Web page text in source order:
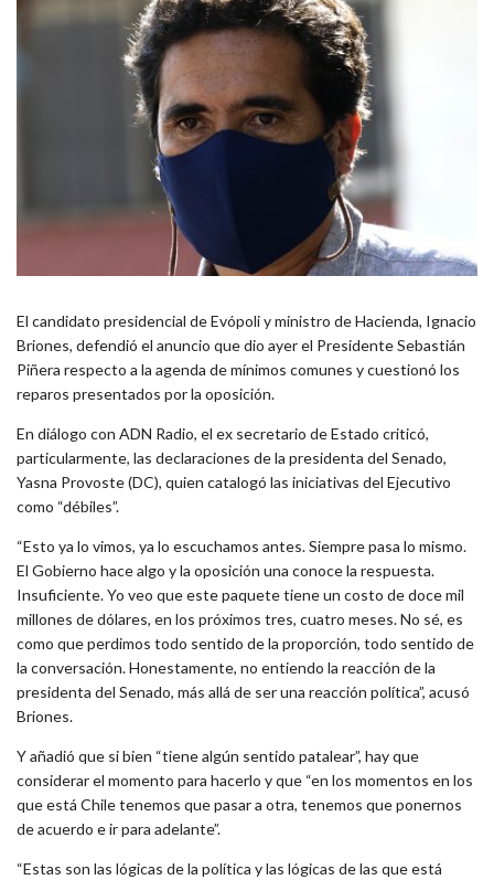
El candidato presidencial de Evópoli y ministro de Hacienda, Ignacio
Briones, defendió el anuncio que dio ayer el Presidente Sebastián
Piñera respecto a la agenda de mínimos comunes y cuestionó los
reparos presentados por la oposición.
En diálogo con ADN Radio, el ex secretario de Estado criticó,
particularmente, las declaraciones de la presidenta del Senado,
Yasna Provoste (DC), quien catalogó las iniciativas del Ejecutivo
como “débiles”.
“Esto ya lo vimos, ya lo escuchamos antes. Siempre pasa lo mismo.
El Gobierno hace algo y la oposición una conoce la respuesta.
Insuficiente. Yo veo que este paquete tiene un costo de doce mil
millones de dólares, en los próximos tres, cuatro meses. No sé, es
como que perdimos todo sentido de la proporción, todo sentido de
la conversación. Honestamente, no entiendo la reacción de la
presidenta del Senado, más allá de ser una reacción política”, acusó
Briones.
Y añadió que si bien “tiene algún sentido patalear”, hay que
considerar el momento para hacerlo y que “en los momentos en los
que está Chile tenemos que pasar a otra, tenemos que ponernos
de acuerdo e ir para adelante”.
“Estas son las lógicas de la política y las lógicas de las que está